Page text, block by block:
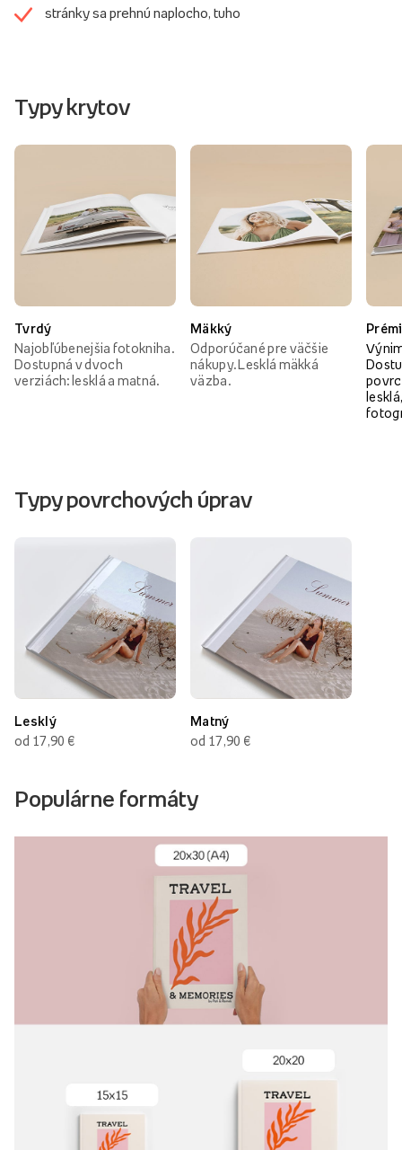
stránky sa prehnú naplocho, tuho
Typy krytov
Tvrdý
Najobľúbenejšia fotokniha.
Dostupná v dvoch
verziách: lesklá a matná.
Mäkký
Odporúčané pre väčšie
nákupy. Lesklá mäkká
väzba.
Typy povrchových úprav
Lesklý
od 17,90 €
Matný
od 17,90 €
Populárne formáty